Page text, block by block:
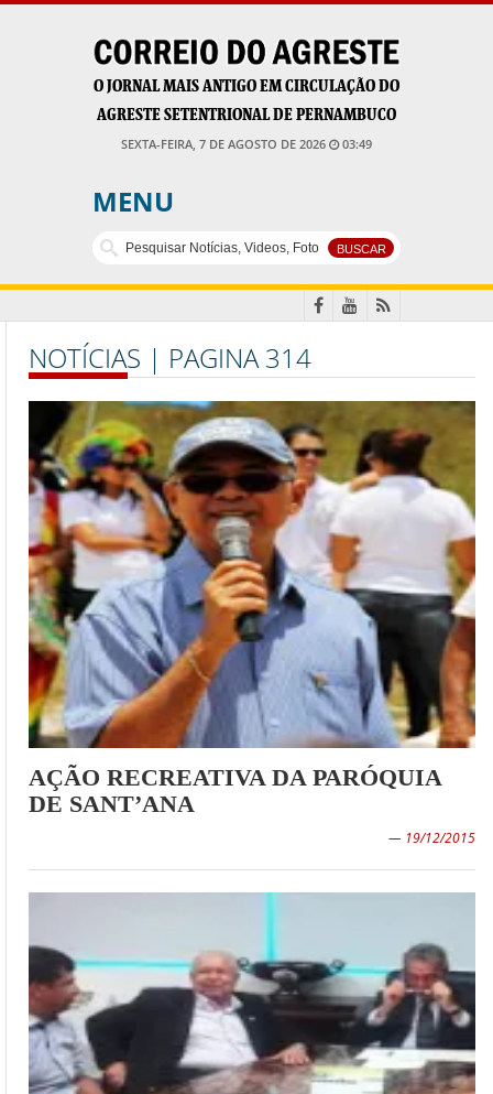
O JORNAL MAIS ANTIGO EM CIRCULAÇÃO DO
AGRESTE SETENTRIONAL DE PERNAMBUCO
SEXTA-FEIRA, 7 DE AGOSTO DE 2026 03:49
MENU
NOTÍCIAS | PAGINA 314
AÇÃO RECREATIVA DA PARÓQUIA
DE SANT’ANA
— 19/12/2015